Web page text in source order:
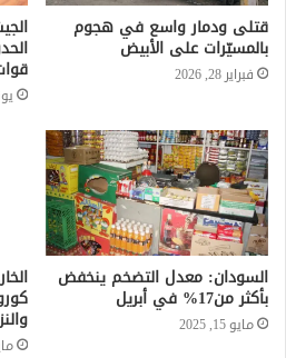
قتلى ودمار واسع في هجوم
بالمسيّرات على الأبيض
فبراير 28, 2026
السودان: معدل التضخم ينخفض
بأكثر من17% في أبريل
مايو 15, 2025
مايو